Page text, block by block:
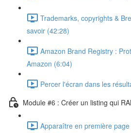
Trademarks, copyrights &
savoir (42:28)
Amazon Brand Registry :
Amazon (6:04)
Percer l'écran dans les
Module #6 : Créer un listing qui
Apparaître en première